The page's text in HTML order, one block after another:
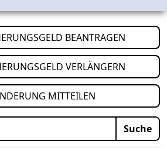
BEANTRAGEN
VERLÄNGERN(öffnet in
MITTEILEN(öffnet in
Suche